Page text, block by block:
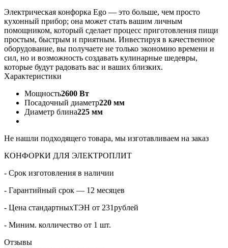
Электрическая конфорка Ego — это больше, чем просто
кухонный прибор; она может стать вашим личным
помощником, который сделает процесс приготовления пищи
простым, быстрым и приятным. Инвестируя в качественное
оборудование, вы получаете не только экономию времени и
сил, но и возможность создавать кулинарные шедевры,
которые будут радовать вас и ваших близких.
Характеристики
Мощность2600 Вт
Посадочный диаметр220 мм
Диаметр блина225 мм
Не нашли подходящего товара, мы изготавливаем на заказ
КОНФОРКИ ДЛЯ ЭЛЕКТРОПЛИТ
- Срок изготовления в наличии
- Гарантийный срок — 12 месяцев
- Цена стандартныхТЭН от 231рублей
- Миним. колличество от 1 шт.
Отзывы